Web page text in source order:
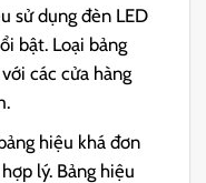
sử dụng đèn LED
bật. Loại bảng
các cửa hàng
hiệu khá đơn
lý. Bảng hiệu